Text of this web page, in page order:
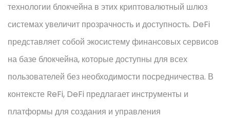
технологии блокчейна в этих криптовалютный шлюз
системах увеличит прозрачность и доступность. DeFi
представляет собой экосистему финансовых сервисов
на базе блокчейна, которые доступны для всех
пользователей без необходимости посредничества. В
контексте ReFi, DeFi предлагает инструменты и
платформы для создания и управления